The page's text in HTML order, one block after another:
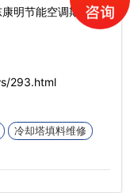
明节能空调期待与
293.html
冷却塔填料维修